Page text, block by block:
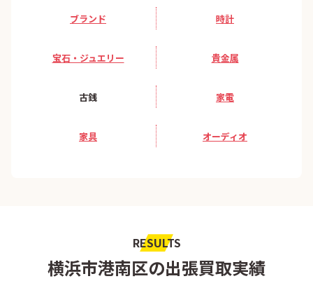
ブランド 時計
宝石・ジュエリー 貴金属
古銭 家電
家具 オーディオ
RESULTS
横浜市港南区の出張買取実績